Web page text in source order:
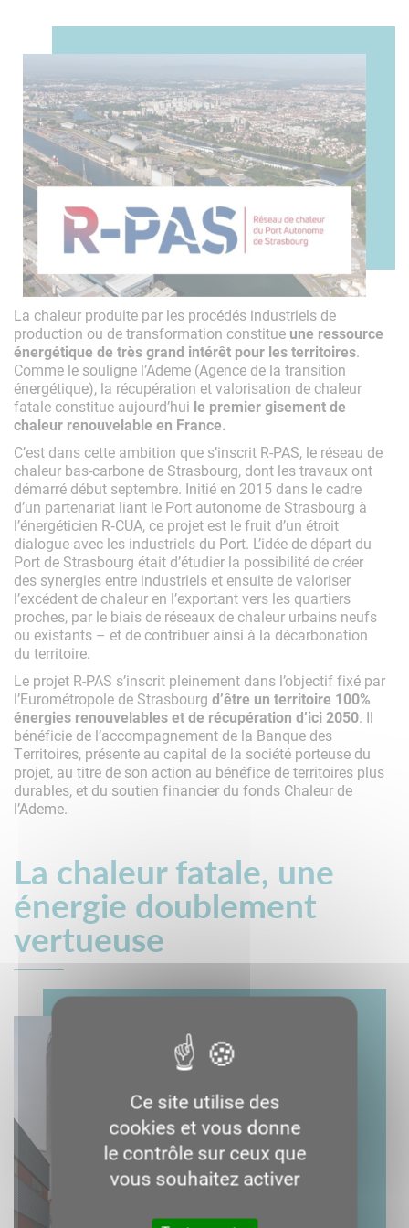
La chaleur produite par les procédés industriels de
production ou de transformation constitue une ressource
énergétique de très grand intérêt pour les territoires.
Comme le souligne l’Ademe (Agence de la transition
énergétique), la récupération et valorisation de chaleur
fatale constitue aujourd’hui le premier gisement de
chaleur renouvelable en France.
C’est dans cette ambition que s’inscrit R-PAS, le réseau de
chaleur bas-carbone de Strasbourg, dont les travaux ont
démarré début septembre. Initié en 2015 dans le cadre
d’un partenariat liant le Port autonome de Strasbourg à
l’énergéticien R‑CUA, ce projet est le fruit d’un étroit
dialogue avec les industriels du Port. L’idée de départ du
Port de Strasbourg était d’étudier la possibilité de créer
des synergies entre industriels et ensuite de valoriser
l’excédent de chaleur en l’exportant vers les quartiers
proches, par le biais de réseaux de chaleur urbains neufs
ou existants – et de contribuer ainsi à la décarbonation
du territoire.
Le projet R-PAS s’inscrit pleinement dans l’objectif fixé par
l’Eurométropole de Strasbourg d’être un territoire 100%
énergies renouvelables et de récupération d’ici 2050. Il
bénéficie de l’accompagnement de la Banque des
Territoires, présente au capital de la société porteuse du
projet, au titre de son action au bénéfice de territoires plus
durables, et du soutien financier du fonds Chaleur de
l’Ademe.
La chaleur fatale, une
énergie doublement
vertueuse
Ce site utilise des
cookies et vous donne
le contrôle sur ceux que
vous souhaitez activer